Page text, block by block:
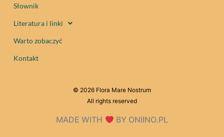
Słownik
Literatura i linki
Warto zobaczyć
Kontakt
© 2026 Flora Mare Nostrum
All rights reserved
MADE WITH BY ONIINO.PL